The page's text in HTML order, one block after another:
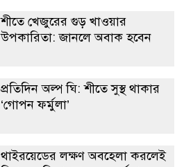
শীতে খেজুরের গুড় খাওয়ার
উপকারিতা: জানলে অবাক হবেন
প্রতিদিন অল্প ঘি: শীতে সুস্থ থাকার
‘গোপন ফর্মুলা’
থাইরয়েডের লক্ষণ অবহেলা করলেই